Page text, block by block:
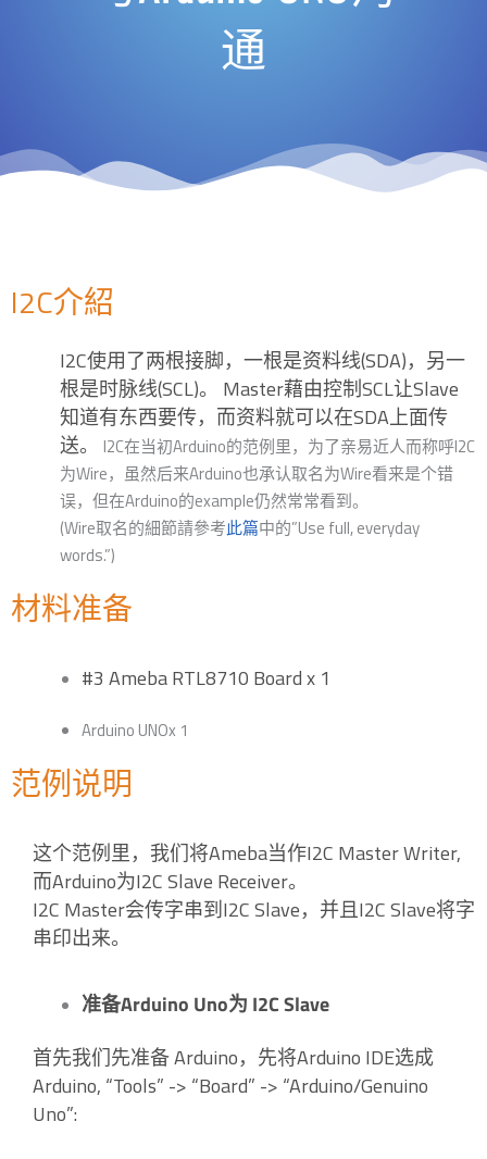
通
I2C介紹
I2C使用了两根接脚，一根是资料线(SDA)，另一
根是时脉线(SCL)。 Master藉由控制SCL让Slave
知道有东西要传，而资料就可以在SDA上面传
送。
I2C在当初Arduino的范例里，为了亲易近人而称呼I2C
为Wire，虽然后来Arduino也承认取名为Wire看来是个错
误，但在Arduino的example仍然常常看到。
(Wire取名的細節請參考此篇中的”Use full, everyday
words.”)
材料准备
#3 Ameba RTL8710 Board x 1
Arduino UNOx 1
范例说明
这个范例里，我们将Ameba当作I2C Master Writer,
而Arduino为I2C Slave Receiver。
I2C Master会传字串到I2C Slave，并且I2C Slave将字
串印出来。
准备Arduino Uno为 I2C Slave
首先我们先准备 Arduino，先将Arduino IDE选成
Arduino, “Tools” -> “Board” -> “Arduino/Genuino
Uno”: